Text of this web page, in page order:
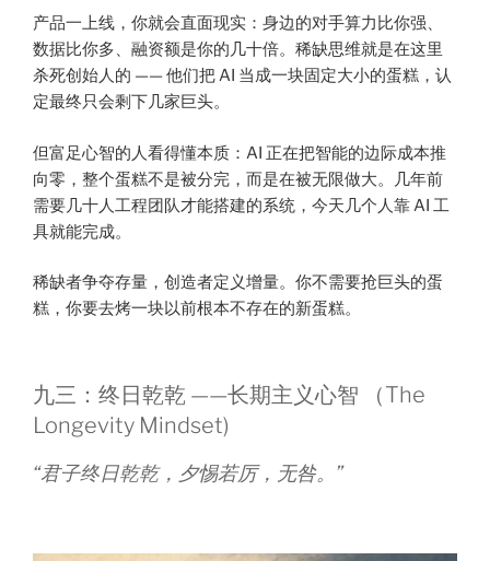
产品一上线，你就会直面现实：身边的对手算力比你强、
数据比你多、融资额是你的几十倍。稀缺思维就是在这里
杀死创始人的 —— 他们把 AI 当成一块固定大小的蛋糕，认
定最终只会剩下几家巨头。
但富足心智的人看得懂本质：AI 正在把智能的边际成本推
向零，整个蛋糕不是被分完，而是在被无限做大。几年前
需要几十人工程团队才能搭建的系统，今天几个人靠 AI 工
具就能完成。
稀缺者争夺存量，创造者定义增量。你不需要抢巨头的蛋
糕，你要去烤一块以前根本不存在的新蛋糕。
九三：终日乾乾 ——长期主义心智 （The
Longevity Mindset)
“君子终日乾乾，夕惕若厉，无咎。”